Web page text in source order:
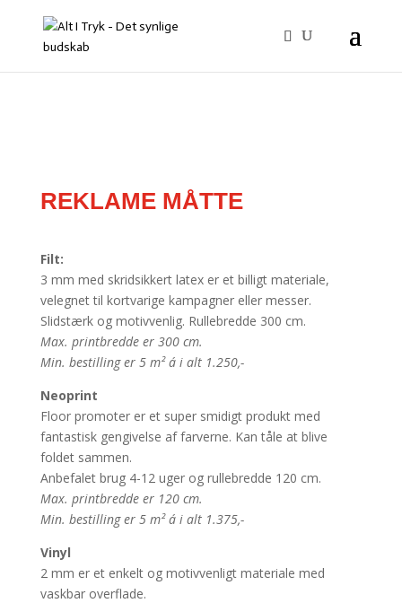
REKLAME MÅTTE
Filt:
3 mm med skridsikkert latex er et billigt materiale,
velegnet til kortvarige kampagner eller messer.
Slidstærk og motivvenlig. Rullebredde 300 cm.
Max. printbredde er 300 cm.
Min. bestilling er 5 m² á i alt 1.250,-
Neoprint
Floor promoter er et super smidigt produkt med
fantastisk gengivelse af farverne. Kan tåle at blive
foldet sammen.
Anbefalet brug 4-12 uger og rullebredde 120 cm.
Max. printbredde er 120 cm.
Min. bestilling er 5 m² á i alt 1.375,-
Vinyl
2 mm er et enkelt og motivvenligt materiale med
vaskbar overflade.